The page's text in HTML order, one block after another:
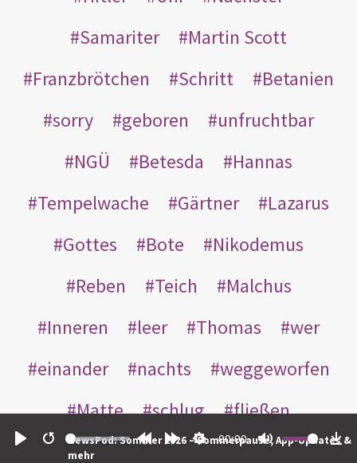
Restart
00:00
NewsPod: Sommer 2026 – Sommerpause, App-Updates &
mehr
Samariter
Martin Scott
Franzbrötchen
Schritt
Betanien
sorry
geboren
unfruchtbar
NGÜ
Betesda
Hannas
Tempelwache
Gärtner
Lazarus
Gottes
Bote
Nikodemus
Reben
Teich
Malchus
Inneren
leer Thomas
wer
einander
nachts
weggeworfen
Matte
schlug
fließen
Rabbuni
Martha Opferlamm